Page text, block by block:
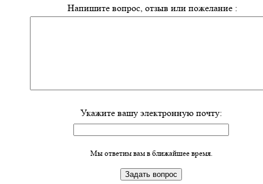
Напишите вопрос, отзыв или пожелание :
Укажите вашу электронную почту:
Мы ответим вам в ближайшее время.